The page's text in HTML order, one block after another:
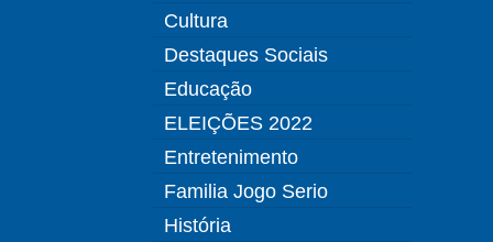
Cultura
Destaques Sociais
Educação
ELEIÇÕES 2022
Entretenimento
Familia Jogo Serio
História